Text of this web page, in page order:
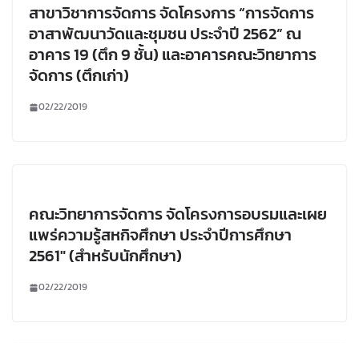
สาขาวิชาการจัดการ จัดโครงการ “การจัดการ
อาสาพัฒนาวัดและชุมชน ประจำปี 2562” ณ
อาคาร 19 (ตึก 9 ชั้น) และอาคารคณะวิทยาการ
จัดการ (ตึกเก่า)
02/22/2019
คณะวิทยาการจัดการ จัดโครงการอบรมและเผย
แพร่ความรู้สหกิจศึกษา ประจำปีการศึกษา
2561″ (สำหรับนักศึกษา)
02/22/2019